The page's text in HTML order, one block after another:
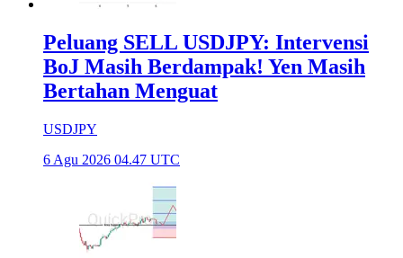
Peluang SELL USDJPY: Intervensi
BoJ Masih Berdampak! Yen Masih
Bertahan Menguat
USDJPY
6 Agu 2026 04.47 UTC